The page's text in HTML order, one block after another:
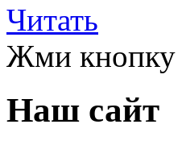
Читать
Жми кнопку
Наш сайт